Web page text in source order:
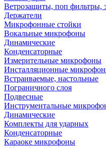
Ветрозащиты, поп фильтры,
Держатели
Микрофонные стойки
Вокальные микрофоны
Динамические
Конденсаторные
Измерительные микрофоны
Инсталляционные
Встраиваемые, настольные
Пограничного слоя
Подвесные
Инструментальные
Динамические
Комплекты для ударных
Конденсаторные
Караоке микрофоны